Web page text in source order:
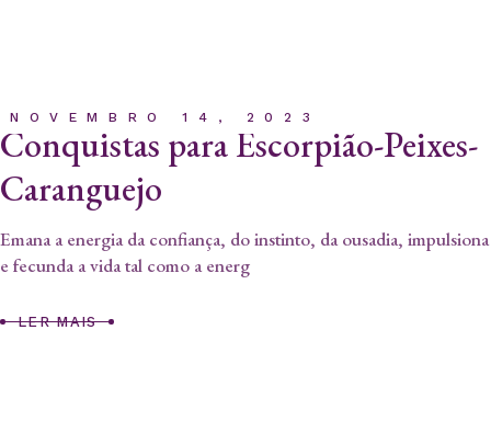
NOVEMBRO 14, 2023
Conquistas para Escorpião-Peixes-
Caranguejo
Emana a energia da confiança, do instinto, da ousadia, impulsiona
e fecunda a vida tal como a energ
LER MAIS